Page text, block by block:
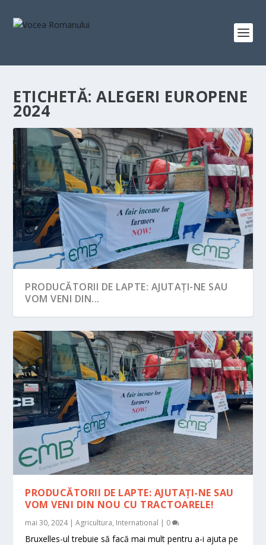
ETICHETĂ:ALEGERI EUROPENE
2024
PRODUCĂTORII DE LAPTE: AJUTAȚI-NE SAU
VOM VENI DIN...
PRODUCĂTORII DE LAPTE: AJUTAȚI-NE SAU
VOM VENI DIN NOU CU TRACTOARELE!
mai 30, 2024|Agricultura, International | 0
Bruxelles-ul trebuie să facă mai mult pentru a-i ajuta pe